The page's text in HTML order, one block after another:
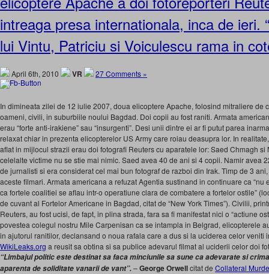
intreaga presa internationala, inca de ieri.
lui Vintu, Patriciu si Voiculescu rama in
April 6th, 2010 VR 27 Comments »
In dimineata zilei de 12 iulie 2007, doua elicoptere Apache, folosind mitraliere de
oameni, civili, in suburbiile noului Bagdad. Doi copii au fost raniti. Armata
erau “forte anti-irakiene” sau “insurgenti”. Desi unii dintre ei ar fi putut parea
relaxat chiar in prezenta elicopterelor US Army care roiau deasupra lor. In
aflat in mijlocul strazii erau doi fotografi Reuters cu aparatele lor: Saed Chmagh
celelalte victime nu se stie mai nimic. Saed avea 40 de ani si 4 copii. Namir avea
de jurnalisti si era considerat cel mai bun fotograf de razboi din Irak. Timp de 3
aceste filmari. Armata americana a refuzat Agentia sustinand in continuare ca
ca fortele coalitiei se aflau intr-o operatiune clara de combatere a fortelor ostile”
de cuvant al Fortelor Americane in Bagdad, citat de “New York Times”). Civilii,
Reuters, au fost ucisi, de fapt, in plina strada, fara sa fi manifestat nici o “actiune
povestea colegul nostru Mile Carpenisan ca se intampla in Belgrad, elicopterele
in ajutorul ranitilor, declansand o noua rafala care a dus si la uciderea celor veniti
WikiLeaks.org a reusit sa obtina si sa publice adevarul filmat al uciderii celor doi
“Limbajul politic este destinat sa faca minciunile sa sune ca adevarate si
aparenta de soliditate vanarii de vant”.–George Orwellcitat de Collateral